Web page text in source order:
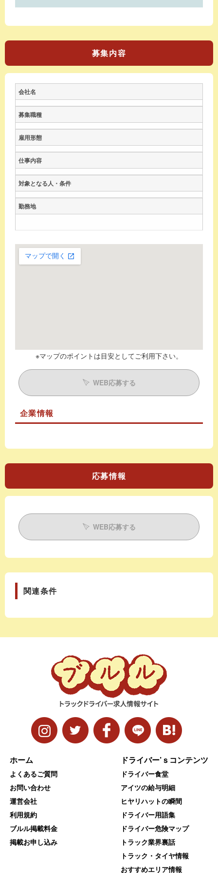
募集内容
会社名
募集職種
雇用形態
仕事内容
対象となる人・条件
勤務地
※マップのポイントは目安としてご利用下さい。
WEB応募する
企業情報
応募情報
WEB応募する
関連条件
ホーム
よくあるご質問
お問い合わせ
運営会社
利用規約
ブルル掲載料金
掲載お申し込み
ドライバー’ｓコンテンツ
ドライバー食堂
アイツの給与明細
ヒヤリハットの瞬間
ドライバー用語集
ドライバー危険マップ
トラック業界裏話
トラック・タイヤ情報
おすすめエリア情報